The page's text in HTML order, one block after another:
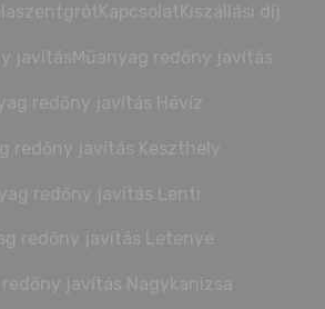
Kiszállási díj
javítás Műanyag redőny javítás
redőny javítás Hévíz
redőny javítás Keszthely
redőny javítás Lenti
redőny javítás Letenye
redőny javítás Nagykanizsa